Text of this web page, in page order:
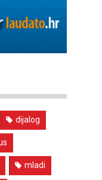
dijalog
mladi